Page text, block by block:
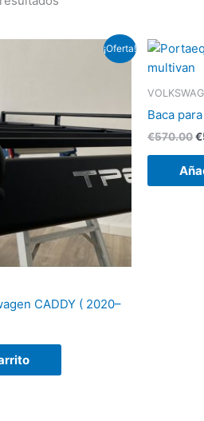
¡Oferta!
CADDY ( 2020–
Baca
€570.00
El
€